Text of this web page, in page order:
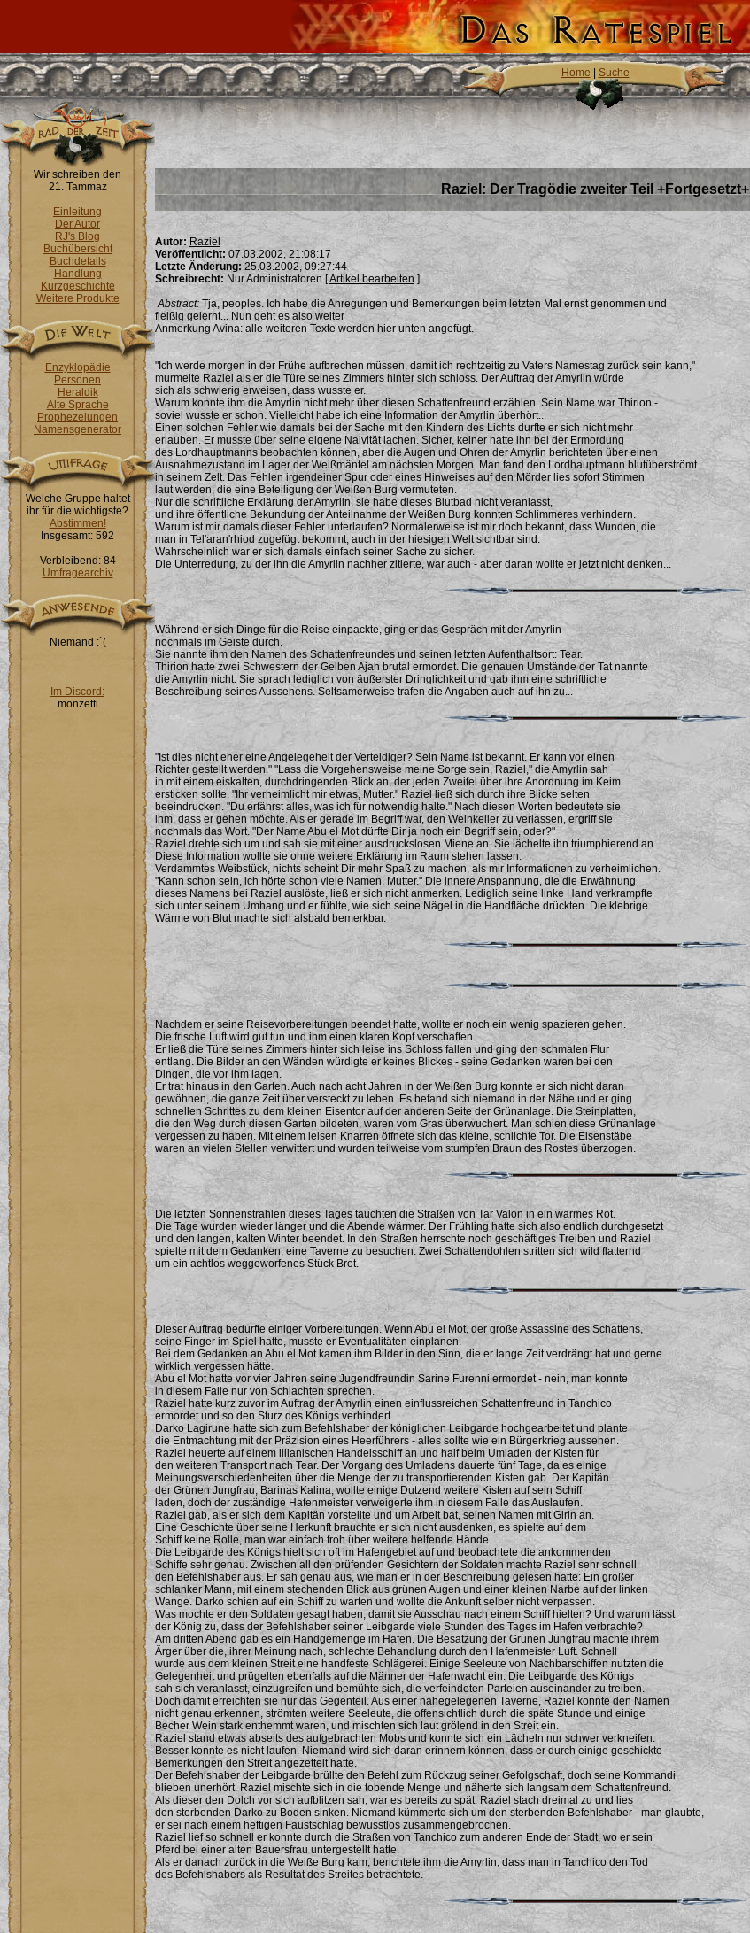
Home Suche
Wir schreiben den
21. Tammaz
Einleitung
Der Autor
RJ's Blog
Buchübersicht
Buchdetails
Handlung
Kurzgeschichte
Weitere Produkte
Enzyklopädie
Personen
Heraldik
Alte Sprache
Prophezeiungen
Namensgenerator
Welche Gruppe haltet
ihr für die wichtigste?
Abstimmen!
Insgesamt: 592
Verbleibend: 84
Umfragearchiv
Niemand :`(
Im Discord:
monzetti
Raziel: Der Tragödie zweiter Teil +Fortgesetzt+
Autor: Raziel
Veröffentlicht: 07.03.2002, 21:08:17
Letzte Änderung:25.03.2002, 09:27:44
Schreibrecht: Nur Administratoren [Artikel bearbeiten ]
Abstract:Tja, peoples. Ich habe die Anregungen und Bemerkungen beim letzten Mal ernst genommen und
fleißig gelernt... Nun geht es also weiter
Anmerkung Avina: alle weiteren Texte werden hier unten angefügt.
"Ich werde morgen in der Frühe aufbrechen müssen, damit ich rechtzeitig zu Vaters Namestag zurück sein kann,"
murmelte Raziel als er die Türe seines Zimmers hinter sich schloss. Der Auftrag der Amyrlin würde
sich als schwierig erweisen, dass wusste er.
Warum konnte ihm die Amyrlin nicht mehr über diesen Schattenfreund erzählen. Sein Name war Thirion -
soviel wusste er schon. Vielleicht habe ich eine Information der Amyrlin überhört...
Einen solchen Fehler wie damals bei der Sache mit den Kindern des Lichts durfte er sich nicht mehr
erlauben. Er musste über seine eigene Naivität lachen. Sicher, keiner hatte ihn bei der Ermordung
des Lordhauptmanns beobachten können, aber die Augen und Ohren der Amyrlin berichteten über einen
Ausnahmezustand im Lager der Weißmäntel am nächsten Morgen. Man fand den Lordhauptmann blutüberströmt
in seinem Zelt. Das Fehlen irgendeiner Spur oder eines Hinweises auf den Mörder lies sofort Stimmen
laut werden, die eine Beteiligung der Weißen Burg vermuteten.
Nur die schriftliche Erklärung der Amyrlin, sie habe dieses Blutbad nicht veranlasst,
und ihre öffentliche Bekundung der Anteilnahme der Weißen Burg konnten Schlimmeres verhindern.
Warum ist mir damals dieser Fehler unterlaufen? Normalerweise ist mir doch bekannt, dass Wunden, die
man in Tel'aran'rhiod zugefügt bekommt, auch in der hiesigen Welt sichtbar sind.
Wahrscheinlich war er sich damals einfach seiner Sache zu sicher.
Die Unterredung, zu der ihn die Amyrlin nachher zitierte, war auch - aber daran wollte er jetzt nicht denken...
Während er sich Dinge für die Reise einpackte, ging er das Gespräch mit der Amyrlin
nochmals im Geiste durch.
Sie nannte ihm den Namen des Schattenfreundes und seinen letzten Aufenthaltsort: Tear.
Thirion hatte zwei Schwestern der Gelben Ajah brutal ermordet. Die genauen Umstände der Tat nannte
die Amyrlin nicht. Sie sprach lediglich von äußerster Dringlichkeit und gab ihm eine schriftliche
Beschreibung seines Aussehens. Seltsamerweise trafen die Angaben auch auf ihn zu...
"Ist dies nicht eher eine Angelegeheit der Verteidiger? Sein Name ist bekannt. Er kann vor einen
Richter gestellt werden." "Lass die Vorgehensweise meine Sorge sein, Raziel," die Amyrlin sah
in mit einem eiskalten, durchdringenden Blick an, der jeden Zweifel über ihre Anordnung im Keim
ersticken sollte. "Ihr verheimlicht mir etwas, Mutter." Raziel ließ sich durch ihre Blicke selten
beeindrucken. "Du erfährst alles, was ich für notwendig halte." Nach diesen Worten bedeutete sie
ihm, dass er gehen möchte. Als er gerade im Begriff war, den Weinkeller zu verlassen, ergriff sie
nochmals das Wort. "Der Name Abu el Mot dürfte Dir ja noch ein Begriff sein, oder?"
Raziel drehte sich um und sah sie mit einer ausdruckslosen Miene an. Sie lächelte ihn triumphierend an.
Diese Information wollte sie ohne weitere Erklärung im Raum stehen lassen.
Verdammtes Weibstück, nichts scheint Dir mehr Spaß zu machen, als mir Informationen zu verheimlichen.
"Kann schon sein, ich hörte schon viele Namen, Mutter." Die innere Anspannung, die die Erwähnung
dieses Namens bei Raziel auslöste, ließ er sich nicht anmerken. Lediglich seine linke Hand verkrampfte
sich unter seinem Umhang und er fühlte, wie sich seine Nägel in die Handfläche drückten. Die klebrige
Wärme von Blut machte sich alsbald bemerkbar.
Nachdem er seine Reisevorbereitungen beendet hatte, wollte er noch ein wenig spazieren gehen.
Die frische Luft wird gut tun und ihm einen klaren Kopf verschaffen.
Er ließ die Türe seines Zimmers hinter sich leise ins Schloss fallen und ging den schmalen Flur
entlang. Die Bilder an den Wänden würdigte er keines Blickes - seine Gedanken waren bei den
Dingen, die vor ihm lagen.
Er trat hinaus in den Garten. Auch nach acht Jahren in der Weißen Burg konnte er sich nicht daran
gewöhnen, die ganze Zeit über versteckt zu leben. Es befand sich niemand in der Nähe und er ging
schnellen Schrittes zu dem kleinen Eisentor auf der anderen Seite der Grünanlage. Die Steinplatten,
die den Weg durch diesen Garten bildeten, waren vom Gras überwuchert. Man schien diese Grünanlage
vergessen zu haben. Mit einem leisen Knarren öffnete sich das kleine, schlichte Tor. Die Eisenstäbe
waren an vielen Stellen verwittert und wurden teilweise vom stumpfen Braun des Rostes überzogen.
Die letzten Sonnenstrahlen dieses Tages tauchten die Straßen von Tar Valon in ein warmes Rot.
Die Tage wurden wieder länger und die Abende wärmer. Der Frühling hatte sich also endlich durchgesetzt
und den langen, kalten Winter beendet. In den Straßen herrschte noch geschäftiges Treiben und Raziel
spielte mit dem Gedanken, eine Taverne zu besuchen. Zwei Schattendohlen stritten sich wild flatternd
um ein achtlos weggeworfenes Stück Brot.
Dieser Auftrag bedurfte einiger Vorbereitungen. Wenn Abu el Mot, der große Assassine des Schattens,
seine Finger im Spiel hatte, musste er Eventualitäten einplanen.
Bei dem Gedanken an Abu el Mot kamen ihm Bilder in den Sinn, die er lange Zeit verdrängt hat und gerne
wirklich vergessen hätte.
Abu el Mot hatte vor vier Jahren seine Jugendfreundin Sarine Furenni ermordet - nein, man konnte
in diesem Falle nur von Schlachten sprechen.
Raziel hatte kurz zuvor im Auftrag der Amyrlin einen einflussreichen Schattenfreund in Tanchico
ermordet und so den Sturz des Königs verhindert.
Darko Lagirune hatte sich zum Befehlshaber der königlichen Leibgarde hochgearbeitet und plante
die Entmachtung mit der Präzision eines Heerführers - alles sollte wie ein Bürgerkrieg aussehen.
Raziel heuerte auf einem illianischen Handelsschiff an und half beim Umladen der Kisten für
den weiteren Transport nach Tear. Der Vorgang des Umladens dauerte fünf Tage, da es einige
Meinungsverschiedenheiten über die Menge der zu transportierenden Kisten gab. Der Kapitän
der Grünen Jungfrau, Barinas Kalina, wollte einige Dutzend weitere Kisten auf sein Schiff
laden, doch der zuständige Hafenmeister verweigerte ihm in diesem Falle das Auslaufen.
Raziel gab, als er sich dem Kapitän vorstellte und um Arbeit bat, seinen Namen mit Girin an.
Eine Geschichte über seine Herkunft brauchte er sich nicht ausdenken, es spielte auf dem
Schiff keine Rolle, man war einfach froh über weitere helfende Hände.
Die Leibgarde des Königs hielt sich oft im Hafengebiet auf und beobachtete die ankommenden
Schiffe sehr genau. Zwischen all den prüfenden Gesichtern der Soldaten machte Raziel sehr schnell
den Befehlshaber aus. Er sah genau aus, wie man er in der Beschreibung gelesen hatte: Ein großer
schlanker Mann, mit einem stechenden Blick aus grünen Augen und einer kleinen Narbe auf der linken
Wange. Darko schien auf ein Schiff zu warten und wollte die Ankunft selber nicht verpassen.
Was mochte er den Soldaten gesagt haben, damit sie Ausschau nach einem Schiff hielten? Und warum lässt
der König zu, dass der Befehlshaber seiner Leibgarde viele Stunden des Tages im Hafen verbrachte?
Am dritten Abend gab es ein Handgemenge im Hafen. Die Besatzung der Grünen Jungfrau machte ihrem
Ärger über die, ihrer Meinung nach, schlechte Behandlung durch den Hafenmeister Luft. Schnell
wurde aus dem kleinen Streit eine handfeste Schlägerei. Einige Seeleute von Nachbarschiffen nutzten die
Gelegenheit und prügelten ebenfalls auf die Männer der Hafenwacht ein. Die Leibgarde des Königs
sah sich veranlasst, einzugreifen und bemühte sich, die verfeindeten Parteien auseinander zu treiben.
Doch damit erreichten sie nur das Gegenteil. Aus einer nahegelegenen Taverne, Raziel konnte den Namen
nicht genau erkennen, strömten weitere Seeleute, die offensichtlich durch die späte Stunde und einige
Becher Wein stark enthemmt waren, und mischten sich laut grölend in den Streit ein.
Raziel stand etwas abseits des aufgebrachten Mobs und konnte sich ein Lächeln nur schwer verkneifen.
Besser konnte es nicht laufen. Niemand wird sich daran erinnern können, dass er durch einige geschickte
Bemerkungen den Streit angezettelt hatte.
Der Befehlshaber der Leibgarde brüllte den Befehl zum Rückzug seiner Gefolgschaft, doch seine Kommandi
blieben unerhört. Raziel mischte sich in die tobende Menge und näherte sich langsam dem Schattenfreund.
Als dieser den Dolch vor sich aufblitzen sah, war es bereits zu spät. Raziel stach dreimal zu und lies
den sterbenden Darko zu Boden sinken. Niemand kümmerte sich um den sterbenden Befehlshaber - man glaubte,
er sei nach einem heftigen Faustschlag bewusstlos zusammengebrochen.
Raziel lief so schnell er konnte durch die Straßen von Tanchico zum anderen Ende der Stadt, wo er sein
Pferd bei einer alten Bauersfrau untergestellt hatte.
Als er danach zurück in die Weiße Burg kam, berichtete ihm die Amyrlin, dass man in Tanchico den Tod
des Befehlshabers als Resultat des Streites betrachtete.